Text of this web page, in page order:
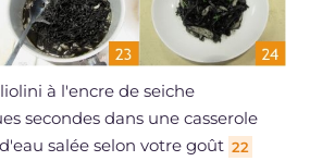
à l'encre de seiche
secondes dans une casserole
salée selon votre goût 22